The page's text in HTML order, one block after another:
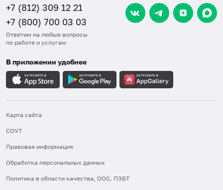
+7 (812) 309 12 21
+7 (800) 700 03 03
Ответим на любые вопросы
по работе и услугам
В приложении удобнее
Карта сайта
СОУТ
Правовая информация
Обработка персональных данных
Политика в области качества, ООС, ПЗБТ